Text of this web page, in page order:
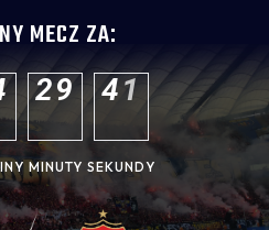
MECZ ZA:
29
MINUTY
39
SEKUNDY